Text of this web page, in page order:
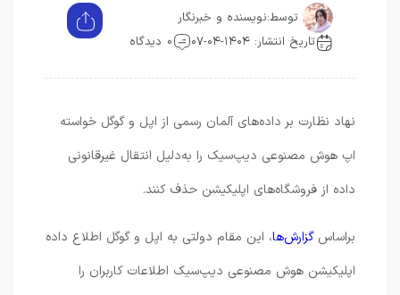
توسط: نویسنده و خبرنگار
تاریخ انتشار: ۱۴۰۴-۰۴-۰۷
0 دیدگاه
نهاد نظارت بر داده‌های آلمان رسمی از اپل و گوگل خواسته
اپ هوش مصنوعی دیپ‌سیک را به‌دلیل انتقال غیرقانونی
داده از فروشگاه‌های اپلیکیشن حذف کنند.
براساسگزارش‌ها، این مقام دولتی به اپل و گوگل اطلاع داده
اپلیکیشن هوش مصنوعی دیپ‌سیک اطلاعات کاربران را